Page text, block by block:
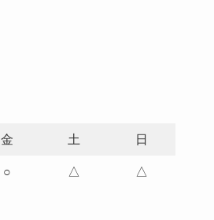
金 土 日
○ △ △